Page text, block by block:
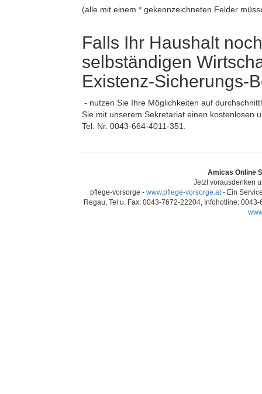
(alle mit einem * gekennzeichneten Felder
Falls Ihr Haushalt
selbständigen
Existenz-Sicherungs-
- nutzen Sie Ihre Möglichkeiten auf
Sie mit unserem Sekretariat einen kostenlosen
Tel. Nr. 0043-664-4011-351.
Amicas Online
Jetzt vorausdenken
pflege-vorsorge - www.pflege-vorsorge.at- Ein
Regau, Tel u. Fax: 0043-7672-22204, Infohotline: